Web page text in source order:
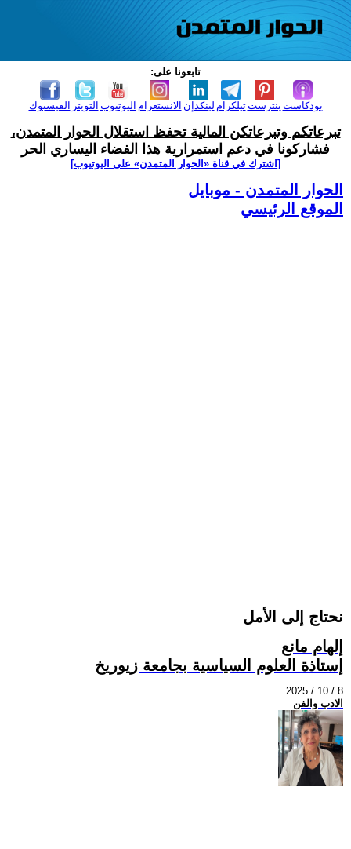
تابعونا على:
الفيسبوك التويتر اليوتيوب الانستغرام لينكدإن تيلكرامبنترست بودكاست
تبرعاتكم وتبرعاتكن المالية تحفظ استقلال الحوار المتمدن،
فشاركونا في دعم استمرارية هذا الفضاء اليساري الحر
[اشترك في قناة ‫«الحوار المتمدن» على اليوتيوب]
الحوار المتمدن - موبايل
الموقع الرئيسي
نحتاج إلى الأمل
إلهام مانع
إستاذة العلوم السياسية بجامعة زيوريخ
2025 / 10 / 8
الادب والفن